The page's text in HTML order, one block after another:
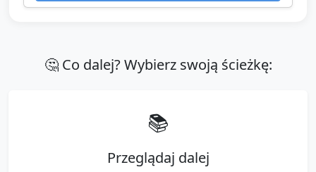
🤔 Co dalej? Wybierz swoją ścieżkę:
📚
Przeglądaj dalej